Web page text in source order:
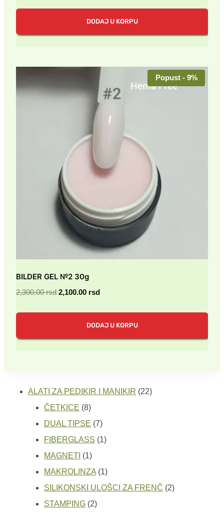
DODAJ U KORPU
Popust - 9%
BILDER GEL №2 30g
2,300.00rsd Originalna
2,300.00 rsd.
2,100.00 rsdTrenutna
2,100.00 rsd.
DODAJ U KORPU
ALATI ZA PEDIKIR I MANIKIR 2222
ČETKICE 88
proizvoda
DUAL TIPSE 77
proizvoda
FIBERGLASS 11
MAGNETI 11
proizvod
MAKROLINZA 11
proizvod
SILIKONSKI ULOŠCI ZA FRENČ 22
STAMPING 22